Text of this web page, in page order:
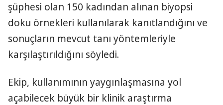
şüphesi olan 150 kadından alınan biyopsi
doku örnekleri kullanılarak kanıtlandığını ve
sonuçların mevcut tanı yöntemleriyle
karşılaştırıldığını söyledi.
Ekip, kullanımının yaygınlaşmasına yol
açabilecek büyük bir klinik araştırma